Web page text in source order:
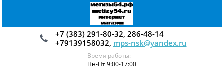
+7 (383) 291-80-32, 286-48-14
+79139158032, mps-nsk@yandex.ru
Время работы:
Пн-Пт 9:00-17:00